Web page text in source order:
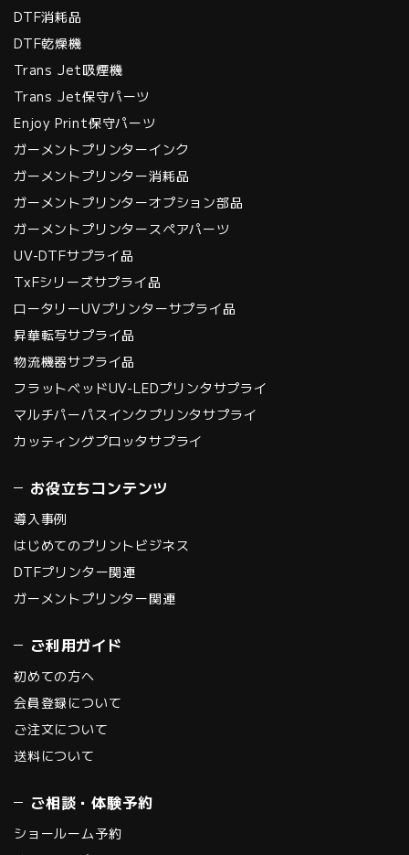
DTF消耗品
DTF乾燥機
Trans Jet吸煙機
Trans Jet保守パーツ
Enjoy Print保守パーツ
ガーメントプリンターインク
ガーメントプリンター消耗品
ガーメントプリンターオプション部品
ガーメントプリンタースペアパーツ
UV-DTFサプライ品
TxFシリーズサプライ品
ロータリーUVプリンターサプライ品
昇華転写サプライ品
物流機器サプライ品
フラットベッドUV-LEDプリンタサプライ
マルチパーパスインクプリンタサプライ
カッティングプロッタサプライ
お役立ちコンテンツ
導入事例
はじめてのプリントビジネス
DTFプリンター関連
ガーメントプリンター関連
ご利用ガイド
初めての方へ
会員登録について
ご注文について
送料について
ご相談・体験予約
ショールーム予約